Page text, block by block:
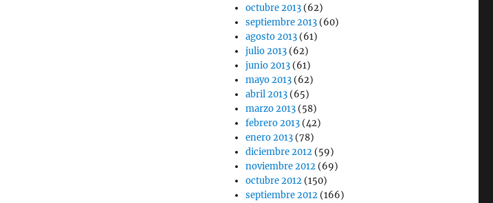
octubre 2013 (62)
septiembre 2013 (60)
agosto 2013 (61)
julio 2013 (62)
junio 2013 (61)
mayo 2013 (62)
abril 2013 (65)
marzo 2013 (58)
febrero 2013 (42)
enero 2013 (78)
diciembre 2012 (59)
noviembre 2012 (69)
octubre 2012 (150)
septiembre 2012 (166)